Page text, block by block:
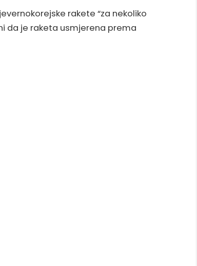
rakete “za nekoliko
da je raketa usmjerena prema